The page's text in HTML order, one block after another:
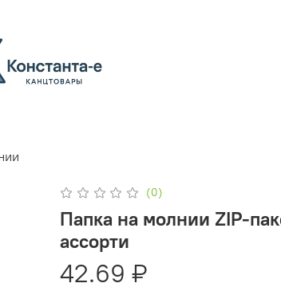
(0)
Папка на молнии ZIP-
ассорти
42.69 ₽